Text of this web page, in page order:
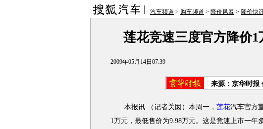
汽车频道 > 购车频道 > 降价风暴 > 降价快
莲花竞速三度官方降价1
2009年05月14日07:39
来源： 京华时报
本报讯 （记者关囡）本周一， 莲花汽车官方
1万元，最低售价为9.98万元。这是竞速上市一年